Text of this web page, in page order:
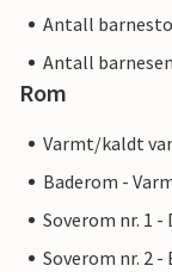
Antall
Antall
Rom
Varmt/kaldt
Baderom -
Soverom nr. 1
Soverom nr. 2 -